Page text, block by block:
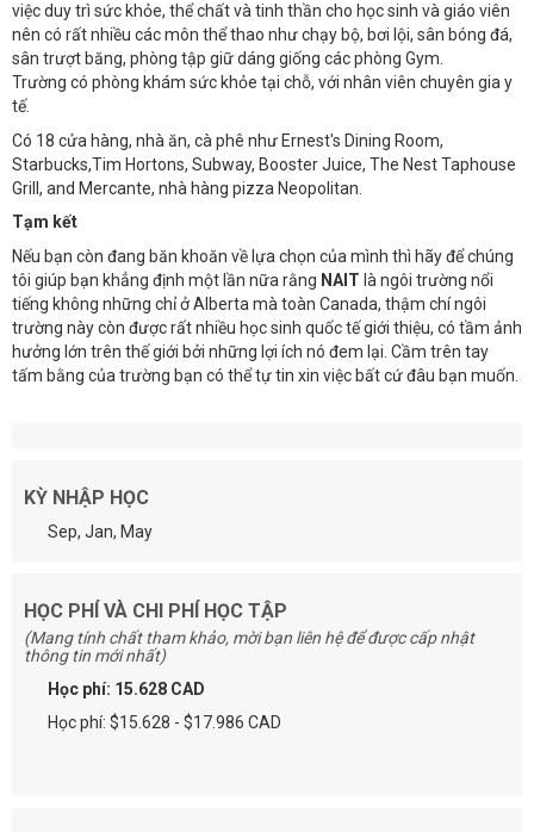
việc duy trì sức khỏe, thể chất và tinh thần cho học sinh và giáo viên
nên có rất nhiều các môn thể thao như chạy bộ, bơi lội, sân bóng đá,
sân trượt băng, phòng tập giữ dáng giống các phòng Gym.
Trường có phòng khám sức khỏe tại chỗ, với nhân viên chuyên gia y
tế.
Có 18 cửa hàng, nhà ăn, cà phê như Ernest's Dining Room,
Starbucks,Tim Hortons, Subway, Booster Juice, The Nest Taphouse
Grill, and Mercante, nhà hàng pizza Neopolitan.
Tạm kết
Nếu bạn còn đang băn khoăn về lựa chọn của mình thì hãy để chúng
tôi giúp bạn khẳng định một lần nữa rằng NAIT là ngôi trường nổi
tiếng không những chỉ ở Alberta mà toàn Canada, thậm chí ngôi
trường này còn được rất nhiều học sinh quốc tế giới thiệu, có tầm ảnh
hưởng lớn trên thế giới bởi những lợi ích nó đem lại. Cầm trên tay
tấm bằng của trường bạn có thể tự tin xin việc bất cứ đâu bạn muốn.
KỲ NHẬP HỌC
Sep, Jan, May
HỌC PHÍ VÀ CHI PHÍ HỌC TẬP
(Mang tính chất tham khảo, mời bạn liên hệ để được cấp nhật
thông tin mới nhất)
Học phí: 15.628 CAD
Học phí: $15.628 - $17.986 CAD